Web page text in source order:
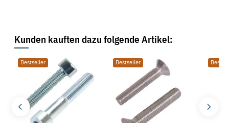
Kunden kauften dazu folgende Artikel:
Bestseller Bestseller